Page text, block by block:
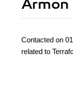
Armon
Contacted on
related to